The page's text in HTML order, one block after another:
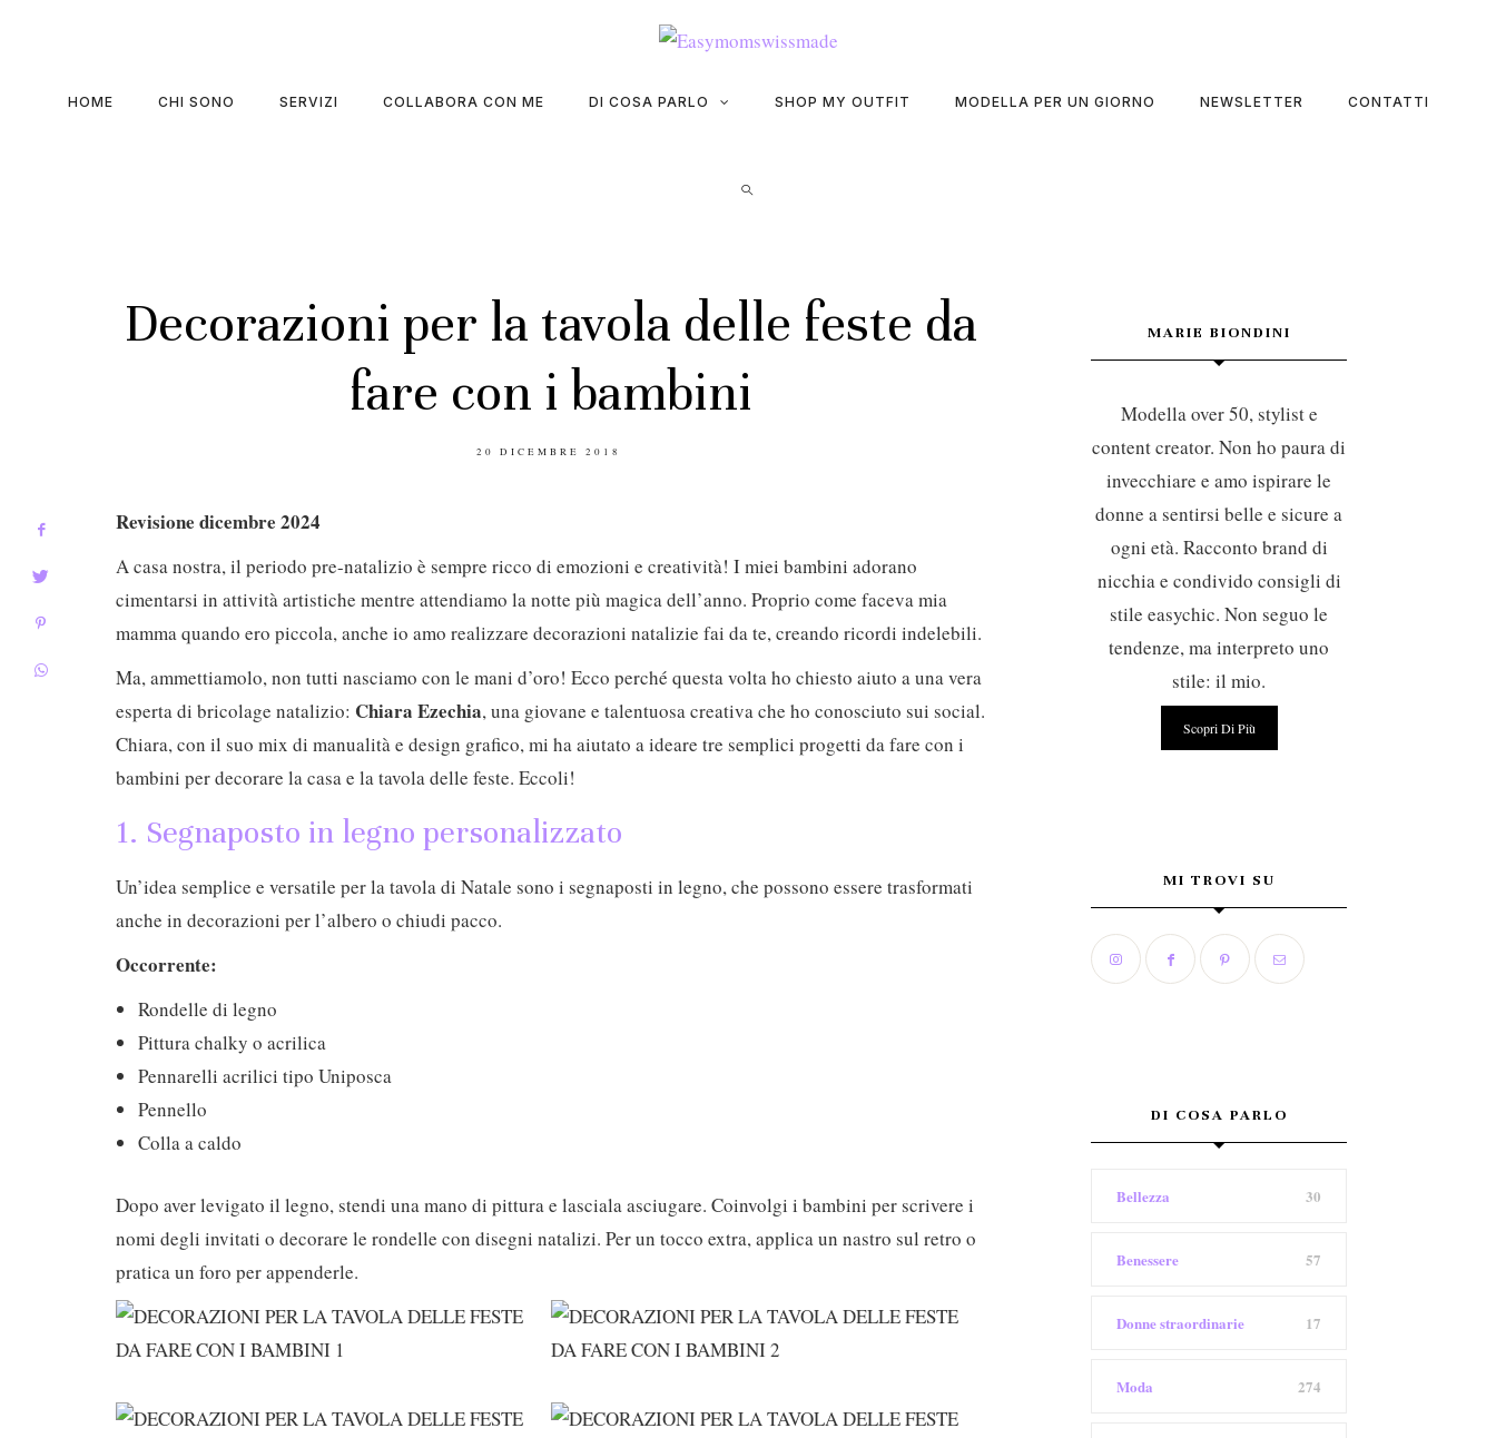
HOME CHI SONO SERVIZI COLLABORA CON ME DI COSA PARLO SHOP MY OUTFIT MODELLA PER UN GIORNO NEWSLETTER CONTATTI
Decorazioni per la tavola delle feste da
fare con i bambini
POSTED
20 DICEMBRE 2018
Revisione dicembre 2024
A casa nostra, il periodo pre-natalizio è sempre ricco di emozioni e creatività! I miei bambini adorano
cimentarsi in attività artistiche mentre attendiamo la notte più magica dell’anno. Proprio come faceva mia
mamma quando ero piccola, anche io amo realizzare decorazioni natalizie fai da te, creando ricordi indelebili.
Ma, ammettiamolo, non tutti nasciamo con le mani d’oro! Ecco perché questa volta ho chiesto aiuto a una vera
esperta di bricolage natalizio: Chiara Ezechia, una giovane e talentuosa creativa che ho conosciuto sui social.
Chiara, con il suo mix di manualità e design grafico, mi ha aiutato a ideare tre semplici progetti da fare con i
bambini per decorare la casa e la tavola delle feste. Eccoli!
1. Segnaposto in legno personalizzato
Un’idea semplice e versatile per la tavola di Natale sono i segnaposti in legno, che possono essere trasformati
anche in decorazioni per l’albero o chiudi pacco.
Occorrente:
Rondelle di legno
Pittura chalky o acrilica
Pennarelli acrilici tipo Uniposca
Pennello
Colla a caldo
Dopo aver levigato il legno, stendi una mano di pittura e lasciala asciugare. Coinvolgi i bambini per scrivere i
nomi degli invitati o decorare le rondelle con disegni natalizi. Per un tocco extra, applica un nastro sul retro o
pratica un foro per appenderle.
MARIE BIONDINI
Modella over 50, stylist e
content creator. Non ho paura di
invecchiare e amo ispirare le
donne a sentirsi belle e sicure a
ogni età. Racconto brand di
nicchia e condivido consigli di
stile easychic. Non seguo le
tendenze, ma interpreto uno
stile: il mio.
Scopri Di Più
MI TROVI SU
DI COSA PARLO
Bellezza 30
Benessere 57
Donne straordinarie 17
Moda 274